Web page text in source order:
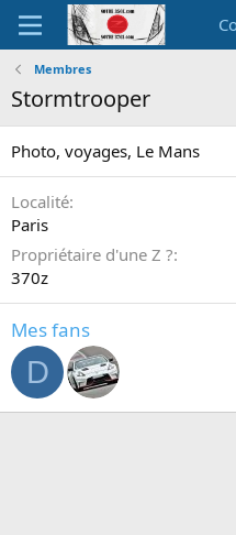
Membres
Stormtrooper
Photo, voyages, Le Mans
Localité
Paris
Propriétaire d'une Z ?
370z
Mes fans
D